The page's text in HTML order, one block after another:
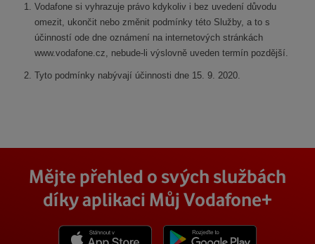
Vodafone si vyhrazuje právo kdykoliv i bez uvedení důvodu
omezit, ukončit nebo změnit podmínky této Služby, a to s
účinností ode dne oznámení na internetových stránkách
www.vodafone.cz, nebude-li výslovně uveden termín pozdější.
Tyto podmínky nabývají účinnosti dne 15. 9. 2020.
Mějte přehled o svých službách
díky aplikaci Můj Vodafone+